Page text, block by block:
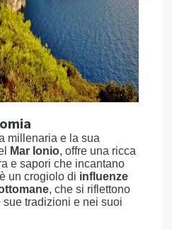
millenaria e la sua
Mar Ionio, offre una ricca
e sapori che incantano
un crogiolo di influenze
, che si riflettono
tradizioni e nei suoi